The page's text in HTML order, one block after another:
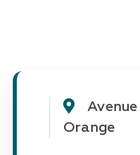
Orange